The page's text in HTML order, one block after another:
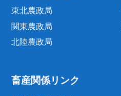
東北農政局
関東農政局
北陸農政局
畜産関係リンク